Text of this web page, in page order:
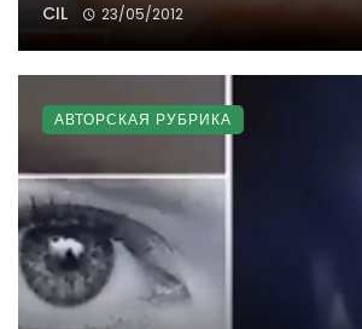
CIL 23/05/2012
АВТОРСКАЯ РУБРИКА